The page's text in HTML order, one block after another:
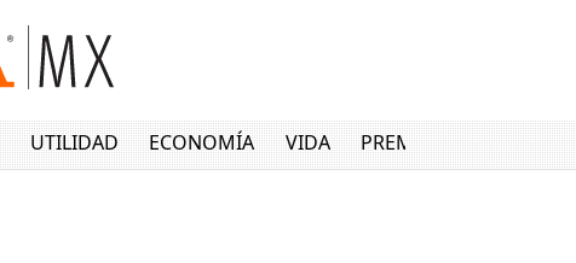
UTILIDAD ECONOMÍA VIDA PREMIUM